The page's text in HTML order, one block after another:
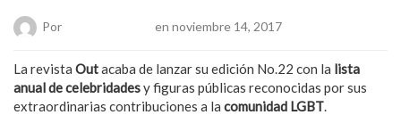
Por en noviembre 14, 2017
La revista Outacaba de lanzar su edición No.22 con la lista
anual de celebridadesy figuras públicas reconocidas por sus
extraordinarias contribuciones a la comunidad LGBT.